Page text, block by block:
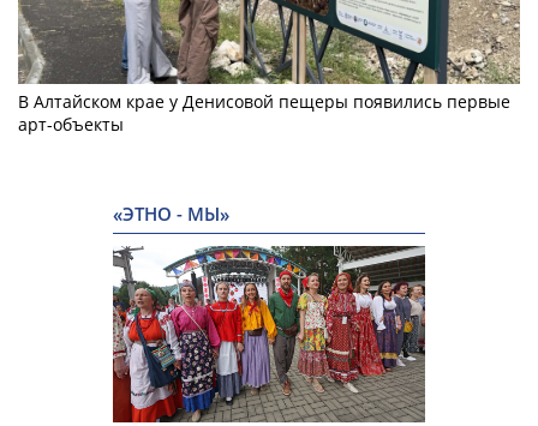
В Алтайском крае у Денисовой пещеры появились первые
арт-объекты
«ЭТНО - МЫ»